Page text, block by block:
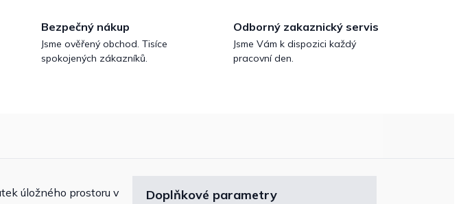
Bezpečný nákup
Jsme ověřený obchod. Tisíce
spokojených zákazníků.
Odborný zakaznický servis
Jsme Vám k dispozici každý
pracovní den.
úložného prostoru v
Doplňkové parametry